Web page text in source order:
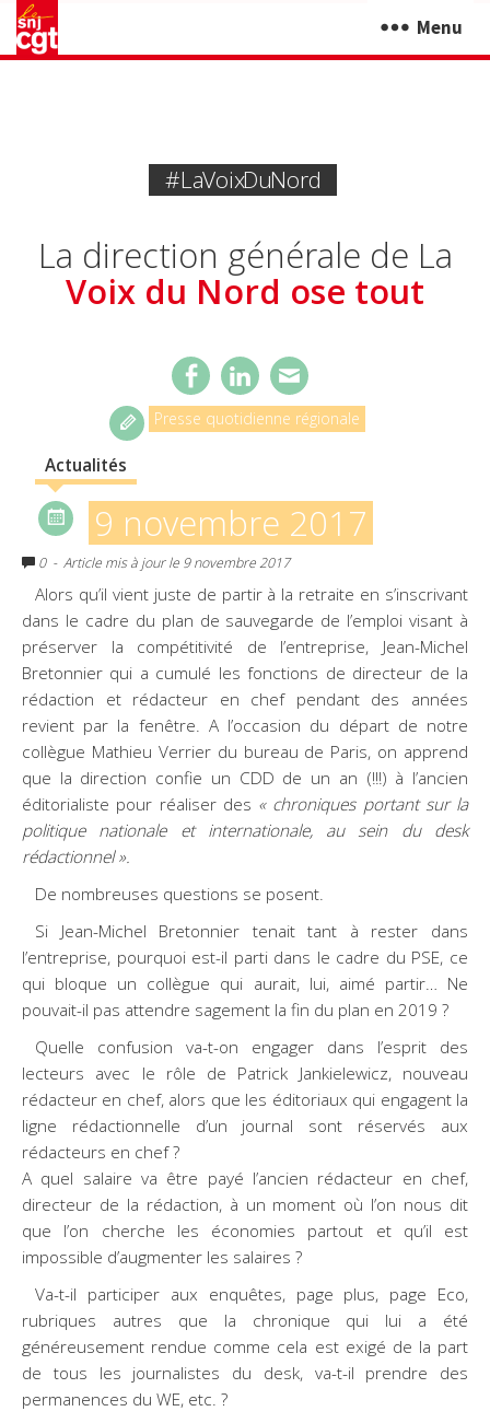
Menu
#la Voix Du Nord
La direction générale de La
Voix du Nord ose tout
Presse quotidienne régionale
Actualités
9 novembre 2017
0 - Article mis à jour le 9 novembre 2017
Alors qu’il vient juste de partir à la retraite en s’inscrivant
dans le cadre du plan de sauvegarde de l’emploi visant à
préserver la compétitivité de l’entreprise, Jean-Michel
Bretonnier qui a cumulé les fonctions de directeur de la
rédaction et rédacteur en chef pendant des années
revient par la fenêtre. A l’occasion du départ de notre
collègue Mathieu Verrier du bureau de Paris, on apprend
que la direction confie un CDD de un an (!!!) à l’ancien
éditorialiste pour réaliser des « chroniques portant sur la
politique nationale et internationale, au sein du desk
rédactionnel ».
De nombreuses questions se posent.
Si Jean-Michel Bretonnier tenait tant à rester dans
l’entreprise, pourquoi est-il parti dans le cadre du PSE, ce
qui bloque un collègue qui aurait, lui, aimé partir… Ne
pouvait-il pas attendre sagement la fin du plan en 2019 ?
Quelle confusion va-t-on engager dans l’esprit des
lecteurs avec le rôle de Patrick Jankielewicz, nouveau
rédacteur en chef, alors que les éditoriaux qui engagent la
ligne rédactionnelle d’un journal sont réservés aux
rédacteurs en chef ?
A quel salaire va être payé l’ancien rédacteur en chef,
directeur de la rédaction, à un moment où l’on nous dit
que l’on cherche les économies partout et qu’il est
impossible d’augmenter les salaires ?
Va-t-il participer aux enquêtes, page plus, page Eco,
rubriques autres que la chronique qui lui a été
généreusement rendue comme cela est exigé de la part
de tous les journalistes du desk, va-t-il prendre des
permanences du WE, etc. ?